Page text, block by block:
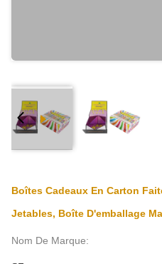
Boîtes Cadeaux En Carton
Jetables, Boîte D'emballage
Nom De Marque: